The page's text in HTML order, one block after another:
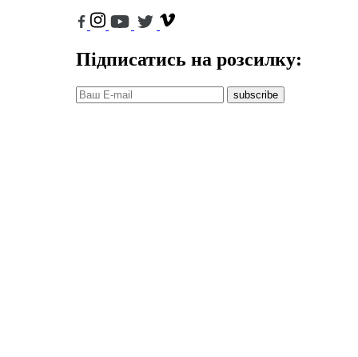
Підписатись на розсилку:
subscribe